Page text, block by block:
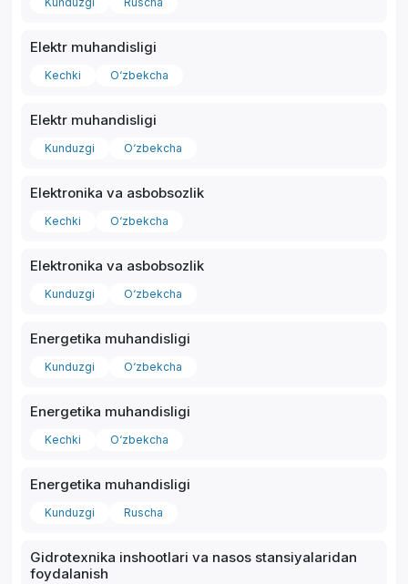
Elektr muhandisligi
Kechki O‘zbekcha
Elektr muhandisligi
Kunduzgi O‘zbekcha
Elektronika va asbobsozlik
Kechki O‘zbekcha
Elektronika va asbobsozlik
Kunduzgi O‘zbekcha
Energetika muhandisligi
Kunduzgi O‘zbekcha
Energetika muhandisligi
Kechki O‘zbekcha
Energetika muhandisligi
Kunduzgi Ruscha
Gidrotexnika inshootlari va nasos stansiyalaridan
foydalanish